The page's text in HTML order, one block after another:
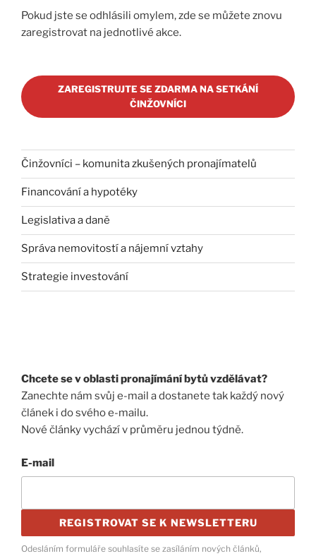
Pokud jste se odhlásili omylem, zde se můžete znovu
zaregistrovat na jednotlivé akce.
ZAREGISTRUJTE SE ZDARMA NA SETKÁNÍ
ČINŽOVNÍCI
Činžovníci – komunita zkušených pronajímatelů
Financování a hypotéky
Legislativa a daně
Správa nemovitostí a nájemní vztahy
Strategie investování
Chcete se v oblasti pronajímání bytů vzdělávat?
Zanechte nám svůj e-mail a dostanete tak každý nový
článek i do svého e-mailu.
Nové články vychází v průměru jednou týdně.
E-mail
REGISTROVAT SE K NEWSLETTERU
Odesláním formuláře souhlasíte se zasíláním nových článků,